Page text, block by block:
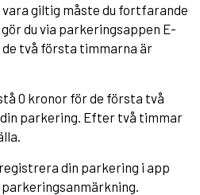
giltig måste du fortfarande
du via parkeringsappen E-
de två första timmarna är
0 kronor för de första två
parkering. Efter två timmar
din parkering i app